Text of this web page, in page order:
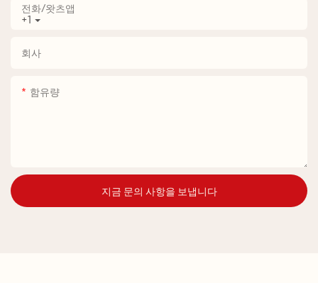
+1
전화/왓츠앱
회사
함유량
지금 문의 사항을 보냅니다